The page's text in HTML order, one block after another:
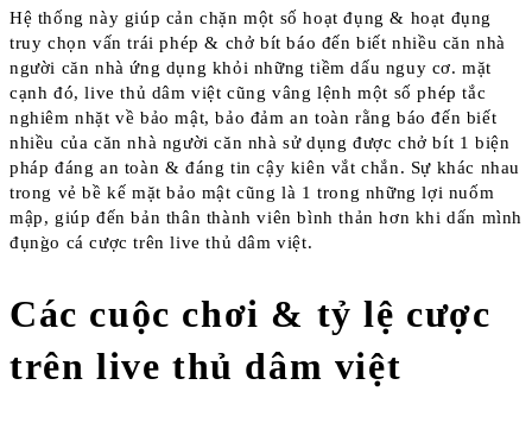
Hệ thống này giúp cản chặn một số hoạt đụng & hoạt đụng
truy chọn vấn trái phép & chở bít báo đến biết nhiều căn nhà
người căn nhà ứng dụng khỏi những tiềm dấu nguy cơ. mặt
cạnh đó, live thủ dâm việt cũng vâng lệnh một số phép tắc
nghiêm nhặt về bảo mật, bảo đảm an toàn rằng báo đến biết
nhiều của căn nhà người căn nhà sử dụng được chở bít 1 biện
pháp đáng an toàn & đáng tin cậy kiên vắt chắn. Sự khác nhau
trong vẻ bề kế mặt bảo mật cũng là 1 trong những lợi nuốm
mập, giúp đến bản thân thành viên bình thản hơn khi dấn mình
đụng̀o cá cược trên live thủ dâm việt.
Các cuộc chơi & tỷ lệ cược
trên live thủ dâm việt